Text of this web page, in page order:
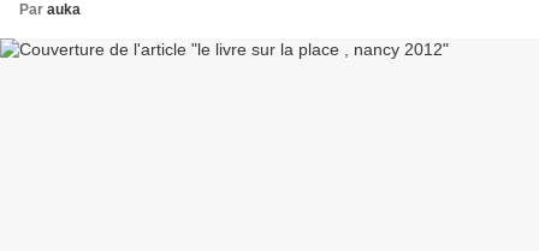
Par auka